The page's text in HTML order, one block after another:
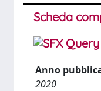
Scheda
Anno
2020